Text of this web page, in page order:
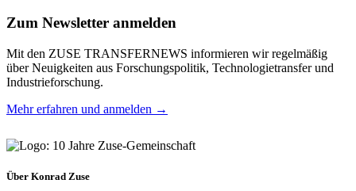
Zum Newsletter anmelden
Mit den ZUSE TRANSFERNEWS informieren wir regelmäßig
über Neuigkeiten aus Forschungspolitik, Technologietransfer und
Industrieforschung.
Mehr erfahren und anmelden →
Über Konrad Zuse